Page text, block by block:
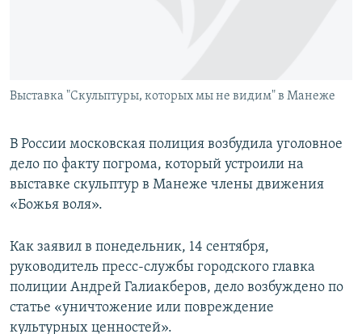
УКРАИНСКАЯ ПРОБЛЕМА КРЫМА
Выставка "Скульптуры, которых мы не видим" в Манеже
В России московская полиция возбудила уголовное
дело по факту погрома, который устроили на
выставке скульптур в Манеже члены движения
«Божья воля».
Как заявил в понедельник, 14 сентября,
руководитель пресс-службы городского главка
полиции Андрей Галиакберов, дело возбуждено по
статье «уничтожение или повреждение
культурных ценностей».